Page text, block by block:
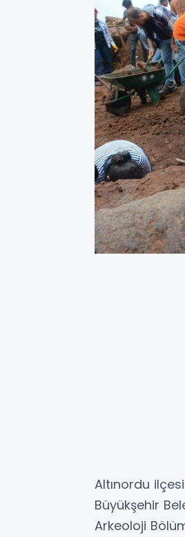
Altınordu
Büyükşehir
Arkeoloji